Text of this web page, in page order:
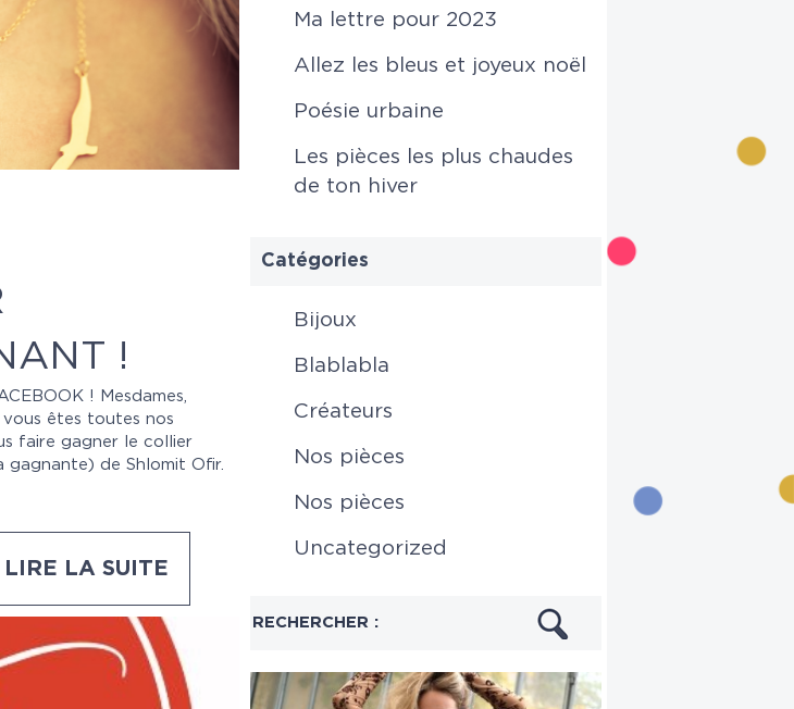
!
! Mesdames,
vous êtes toutes nos
faire gagner le collier
gagnante) de Shlomit Ofir.
LIRE LA SUITE
Ma lettre pour 2023
Allez les bleus et joyeux noël
Poésie urbaine
Les pièces les plus chaudes
de ton hiver
Catégories
Bijoux
Blablabla
Créateurs
Nos pièces
Nos pièces
Uncategorized